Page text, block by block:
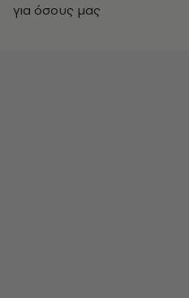
για όσους μας